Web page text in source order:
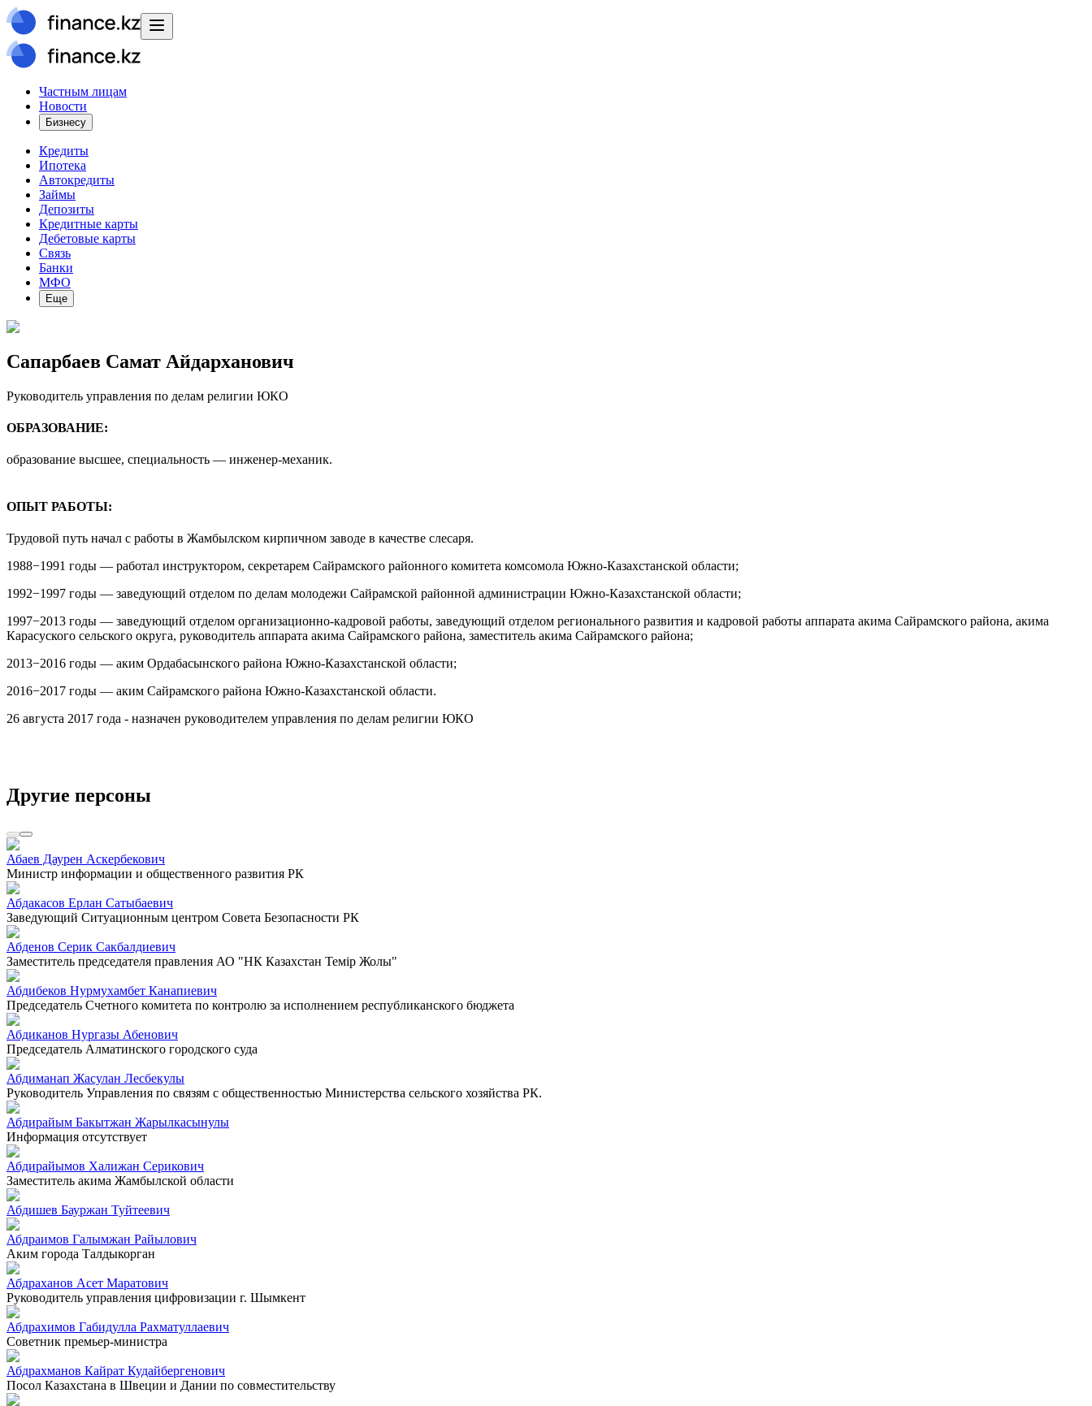
Частным лицам
Новости
Бизнесу
Кредиты
Ипотека
Автокредиты
Займы
Депозиты
Кредитные карты
Дебетовые карты
Связь
Банки
МФО
Еще
Сапарбаев Самат Айдарханович
Руководитель управления по делам религии ЮКО
ОБРАЗОВАНИЕ:
образование высшее, специальность — инженер-механик.
ОПЫТ РАБОТЫ:
Трудовой путь начал с работы в Жамбылском кирпичном заводе в качестве слесаря.
1988−1991 годы — работал инструктором, секретарем Сайрамского районного комитета комсомола Южно-Казахстанской области;
1992−1997 годы — заведующий отделом по делам молодежи Сайрамской районной администрации Южно-Казахстанской области;
1997−2013 годы — заведующий отделом организационно-кадровой работы, заведующий отделом регионального развития и кадровой работы аппарата акима Сайрамского района, акима
Карасуского сельского округа, руководитель аппарата акима Сайрамского района, заместитель акима Сайрамского района;
2013−2016 годы — аким Ордабасынского района Южно-Казахстанской области;
2016−2017 годы — аким Сайрамского района Южно-Казахстанской области.
26 августа 2017 года - назначен руководителем управления по делам религии ЮКО
Другие персоны
Абаев Даурен Аскербекович
Министр информации и общественного развития РК
Абдакасов Ерлан Сатыбаевич
Заведующий Ситуационным центром Совета Безопасности РК
Абденов Серик Сакбалдиевич
Заместитель председателя правления АО "НК Казахстан Темiр Жолы"
Абдибеков Нурмухамбет Канапиевич
Председатель Счетного комитета по контролю за исполнением республиканского бюджета
Абдиканов Нургазы Абенович
Председатель Алматинского городского суда
Абдиманап Жасулан Лесбекулы
Руководитель Управления по связям с общественностью Министерства сельского хозяйства РК.
Абдирайым Бакытжан Жарылкасынулы
Информация отсутствует
Абдирайымов Халижан Серикович
Заместитель акима Жамбылской области
Абдишев Бауржан Туйтеевич
Абдраимов Галымжан Райылович
Аким города Талдыкорган
Абдраханов Асет Маратович
Руководитель управления цифровизации г. Шымкент
Абдрахимов Габидулла Рахматуллаевич
Советник премьер-министра
Абдрахманов Кайрат Кудайбергенович
Посол Казахстана в Швеции и Дании по совместительству